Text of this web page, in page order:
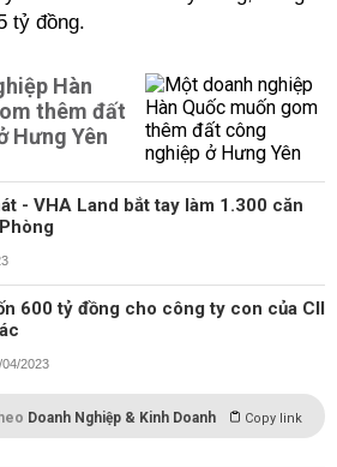
tỷ đồng.
Hàn
thêm đất
Hưng Yên
- VHA Land bắt tay làm 1.300 căn
600 tỷ đồng cho công ty con của CII
2023
Doanh Nghiệp & Kinh Doanh Copy link